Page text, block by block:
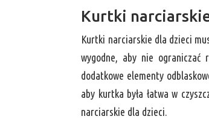
Kurtki
Kurtki narciarskie dla dzieci
wygodne, aby nie
dodatkowe elementy
aby kurtka była łatwa w
narciarskie dla dzieci.